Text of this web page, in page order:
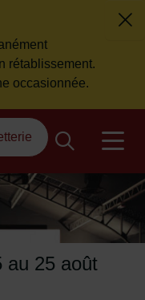
rétablissement.
occasionnée.
au 25 août